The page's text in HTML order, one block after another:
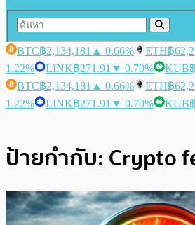
BTC฿2,134,181 ▲ 0.66% ETH฿
1.22%
LINK฿271.91 ▼ 0.70% KUB
BTC฿2,134,181 ▲ 0.66% ETH฿
1.22%
LINK฿271.91 ▼ 0.70% KUB
ป้ายกำกับ: Crypto